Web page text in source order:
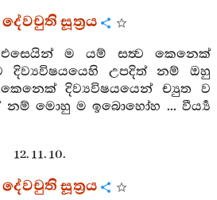
සූත්‍රය
එසෙයින් ම යම් සත්‍ව කෙනෙක්
දිව්‍යවිෂයයෙහි උපදිත් නම් ඔහු
දිව්‍යවිෂයයෙන් ච්‍යුත ව
නම් මොහු ම ඉබොහෝහ ... වීර්‍ය්‍ය
12. 11. 10.
සූත්‍රය